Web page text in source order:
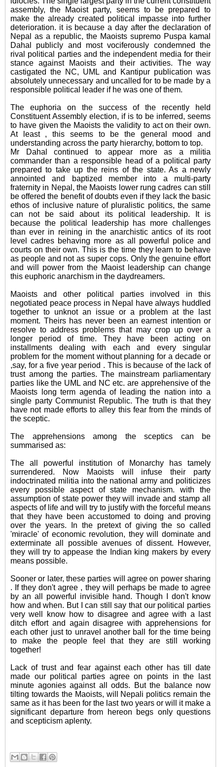
assembly, the Maoist party, seems to be prepared to
make the already created political impasse into further
deterioration. it is because a day after the declaration of
Nepal as a republic, the Maoists supremo Puspa kamal
Dahal
publicly and most vociferously condemned the
rival political parties and the independent media for their
stance against Maoists and their activities. The way
castigated the NC, UML and Kantipur publication was
absolutely unnecessary and uncalled for to be made by a
responsible political leader if he was one of them.
The euphoria on the success of the recently held
Constituent Assembly election, if is to be inferred, seems
to havegiven the Maoists the validityto act on their own.
At least , this seems tobe the general mood and
understanding across the party hierarchy, bottom to top.
Mr
Dahal
continued to appear more as a militia
commander than a responsible head of a political party
prepared to take up the reins of the state. As a newly
annointed
and baptized member into a multi-party
fraternity in Nepal, the Maoists lower rung cadres can still
be offered the benefit of doubts even if they lack the basic
ethos of inclusive nature of pluralistic politics, the same
can not be said about its political leadership. It is
because the political leadership has more challenges
than ever in reining in the anarchistic antics of its root
level cadres behaving more as all powerful police and
courts on theirown. This is the time they learn to behave
as people and not as super cops. Only the genuine effort
and will power from the Maoist leadership can change
this euphoric anarchism in the daydreamers.
Maoists and other political parties involved
in this
negotiated peace process in Nepal have always huddled
together to unknotan issue or a problem at the last
moment. Theirs has never been an earnest intention or
resolve to address problems that may crop up over a
longer period of time. They have been acting on
installments dealing with each and every singular
problem for the moment without planning for a decade or
,say, for a five year period . This is because of the lack of
trust among the parties. The mainstream parliamentary
parties likethe UML and NC etc. are apprehensive of the
Maoists long term agenda of leading the nation into a
single partyCommunist Republic. The truth is that they
have not made efforts to alley this fear from the minds of
the sceptic.
The apprehensions among the sceptics can be
summarised as:
The all powerful institution of Monarchy has tamely
surrendered. Now Maoists will infuse their party
indoctrinated militia into the national army and politicizes
every possible aspect of state mechanism. with the
assumption of state power they will invade and stamp all
aspects of life and will try to justify with the forceful means
that they have been accustomed to doing and proving
over the years. In the pretext of giving the so called
'miracle' of economic revolution, they will dominate and
exterminate all possible avenues of dissent. However,
they will try to appease the Indian king makers by every
means possible.
Sooner or later, these parties will agree on power sharing
. If they don't agree , they will perhaps be made to agree
by an all powerful invisible hand. Though I don't know
how and when. But I can still say that our political parties
very well know how to disagree and agree with a last
ditch effort and again disagree with apprehensions for
each other just to unravel another ball for the time being
to make the people feel that they are still working
together!
Lack of trust and fear against each other has till date
made our political parties agree on points in the last
minute agonies againstall odds. But the balance now
tilting towards the Maoists, will Nepali politics remain the
same as it has been for the last two years or will it make a
significant departure from hereon begs only questions
and scepticism aplenty.